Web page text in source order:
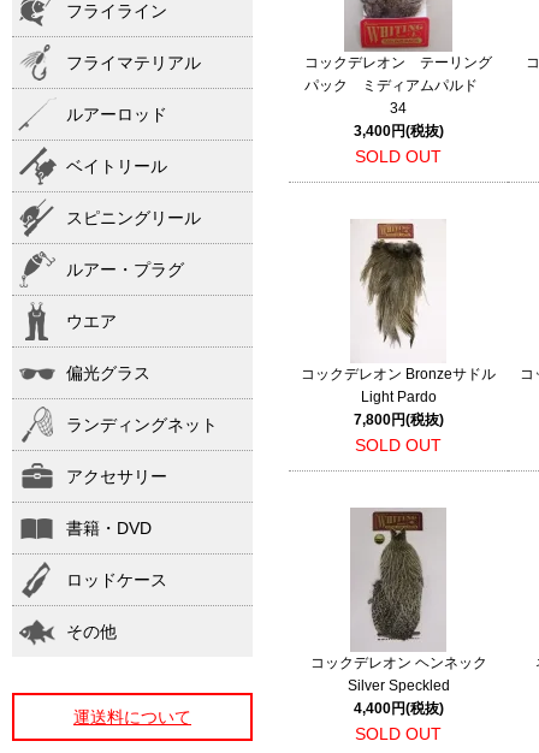
コックデレオン テーリング
パック ミディアムパルド
34
3,400円(税抜)
SOLD OUT
コックデレオン Bronzeサドル
Light Pardo
7,800円(税抜)
SOLD OUT
コ
コックデレオン ヘンネック
Silver Speckled
4,400円(税抜)
SOLD OUT
フライライン
フライマテリアル
ルアーロッド
ベイトリール
スピニングリール
ルアー・プラグ
ウエア
偏光グラス
ランディングネット
アクセサリー
書籍・DVD
ロッドケース
その他
運送料について